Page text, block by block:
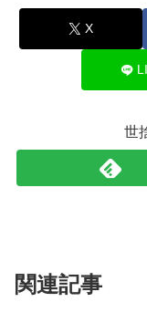
X
世
関連記事